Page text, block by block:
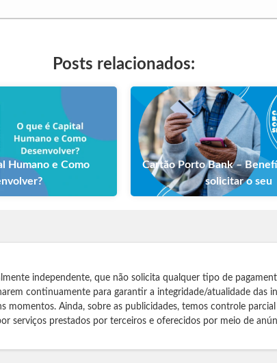
Posts relacionados:
Humano e Como
Cartão Porto Bank –
solicitar o seu
independente, que não solicita qualquer tipo de
continuamente para garantir a integridade/atualidade das
momentos. Ainda, sobre as publicidades, temos controle
serviços prestados por terceiros e oferecidos por meio de